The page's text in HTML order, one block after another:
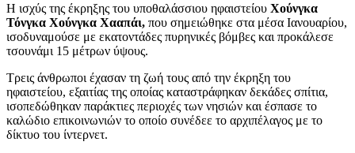
Η ισχύς της έκρηξης του υποθαλάσσιου ηφαιστείου Χούνγκα
Τόνγκα Χούνγκα Χααπάι, που σημειώθηκε στα μέσα Ιανουαρίου,
ισοδυναμούσε με εκατοντάδες πυρηνικές βόμβες και προκάλεσε
τσουνάμι 15 μέτρων ύψους.
Τρεις άνθρωποι έχασαν τη ζωή τους από την έκρηξη του
ηφαιστείου, εξαιτίας της οποίας καταστράφηκαν δεκάδες σπίτια,
ισοπεδώθηκαν παράκτιες περιοχές των νησιών και έσπασε το
καλώδιο επικοινωνιών το οποίο συνέδεε το αρχιπέλαγος με το
δίκτυο του ίντερνετ.